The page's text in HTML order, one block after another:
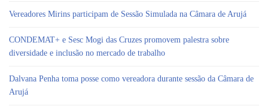
Vereadores Mirins participam de Sessão Simulada na Câmara de Arujá
CONDEMAT+ e Sesc Mogi das Cruzes promovem palestra sobre
diversidade e inclusão no mercado de trabalho
Dalvana Penha toma posse como vereadora durante sessão da Câmara de
Arujá